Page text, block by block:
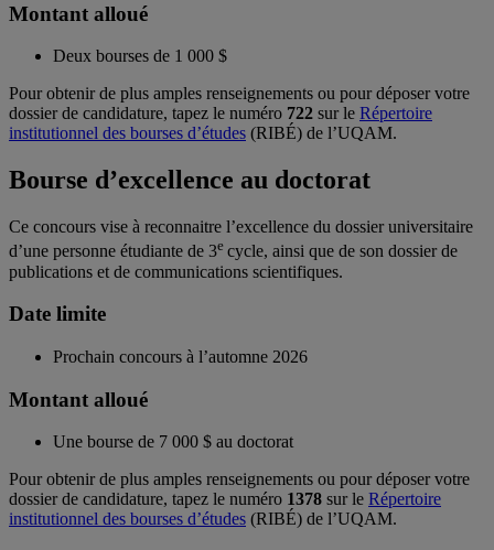
Montant alloué
Deux bourses de 1 000 $
Pour obtenir de plus amples renseignements ou pour déposer votre
dossier de candidature, tapez le numéro 722 sur le Répertoire
institutionnel des bourses d’études (RIBÉ) de l’UQAM.
Bourse d’excellence au doctorat
Ce concours vise à reconnaitre l’excellence du dossier universitaire
d’une personne étudiante de 3e cycle, ainsi que de son dossier de
publications et de communications scientifiques.
Date limite
Prochain concours à l’automne 2026
Montant alloué
Une bourse de 7 000 $ au doctorat
Pour obtenir de plus amples renseignements ou pour déposer votre
dossier de candidature, tapez le numéro 1378 sur le Répertoire
institutionnel des bourses d’études (RIBÉ) de l’UQAM.